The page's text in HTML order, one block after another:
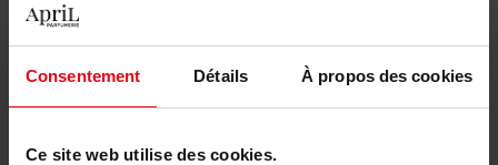
Consentement Détails À propos des cookies
Ce site web utilise des cookies.